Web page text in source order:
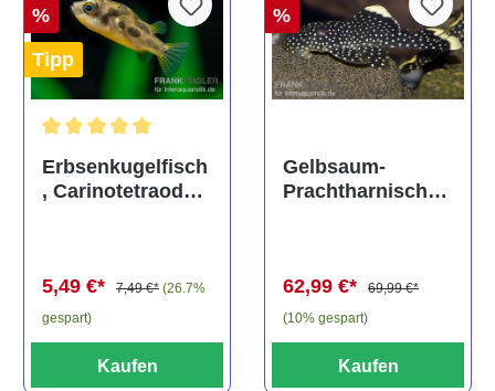
%
Tipp
Erbsenkugelfisch
, Carinotetraodon
5,49 €* 7,49 €* (26.7%
gespart)
Kaufen
%
Gelbsaum-
Prachtharnischw
62,99 €*
69,99 €*
(10% gespart)
Kaufen